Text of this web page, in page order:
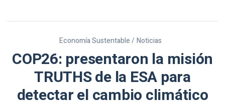
Economía Sustentable / Noticias
COP26: presentaron la misión
TRUTHS de la ESA para
detectar el cambio climático